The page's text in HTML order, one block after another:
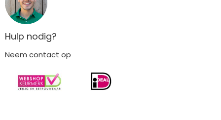
Hulp nodig?
Neem contact op